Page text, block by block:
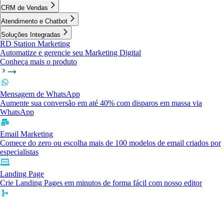
CRM de Vendas
Atendimento e Chatbot
Soluções Integradas
RD Station Marketing
Automatize e gerencie seu Marketing Digital
Conheça mais o produto
Mensagem de WhatsApp
Aumente sua conversão em até 40% com disparos em massa via
WhatsApp
Email Marketing
Comece do zero ou escolha mais de 100 modelos de email criados por
especialistas
Landing Page
Crie Landing Pages em minutos de forma fácil com nosso editor